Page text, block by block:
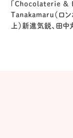
「Chocolaterie
Tanakamaru（ロン
上）新進気鋭、田